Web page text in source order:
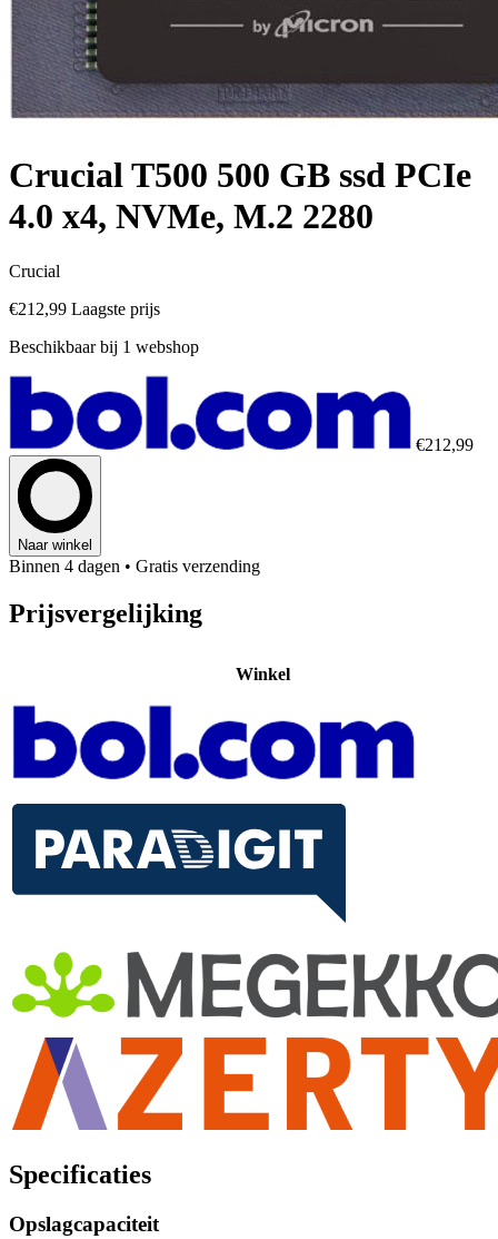
Crucial T500 500 GB ssd PCIe
4.0 x4, NVMe, M.2 2280
Crucial
€212,99 Laagste prijs
Beschikbaar bij 1 webshop
€212,99
Naar winkel
Binnen 4 dagen • Gratis verzending
Prijsvergelijking
Winkel
Specificaties
Opslagcapaciteit